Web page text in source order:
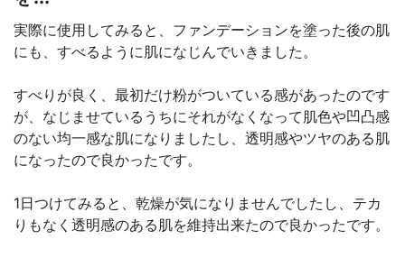
実際に使用してみると、ファンデーションを塗った後の肌
にも、すべるように肌になじんでいきました。
すべりが良く、最初だけ粉がついている感があったのです
が、なじませているうちにそれがなくなって肌色や凹凸感
のない均一感な肌になりましたし、透明感やツヤのある肌
になったので良かったです。
1日つけてみると、乾燥が気になりませんでしたし、テカ
りもなく透明感のある肌を維持出来たので良かったです。